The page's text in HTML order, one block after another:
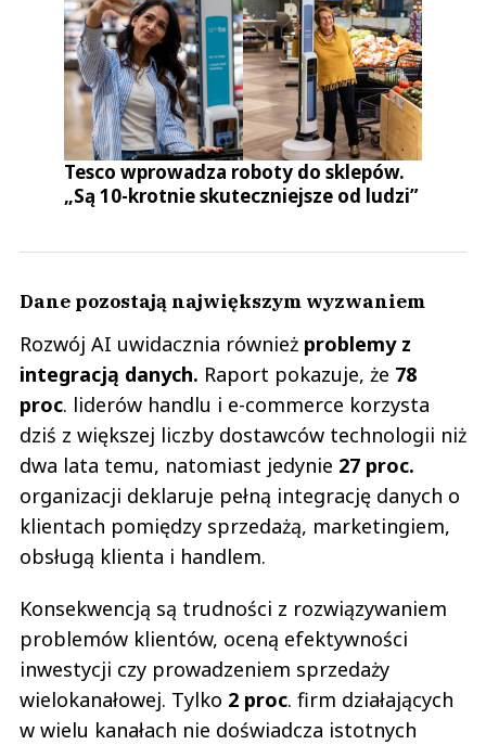
Tesco wprowadza roboty do sklepów.
„Są 10-krotnie skuteczniejsze od ludzi”
Dane pozostają największym wyzwaniem
Rozwój AI uwidacznia również problemy z
integracją danych. Raport pokazuje, że 78
proc. liderów handlu i e-commerce korzysta
dziś z większej liczby dostawców technologii niż
dwa lata temu, natomiast jedynie 27 proc.
organizacji deklaruje pełną integrację danych o
klientach pomiędzy sprzedażą, marketingiem,
obsługą klienta i handlem.
Konsekwencją są trudności z rozwiązywaniem
problemów klientów, oceną efektywności
inwestycji czy prowadzeniem sprzedaży
wielokanałowej. Tylko 2 proc. firm działających
w wielu kanałach nie doświadcza istotnych